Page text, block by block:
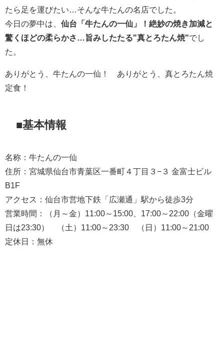
たら足を運びたい…そんな牛たんの名店でした。
今日の夢中は、 仙台「牛たんの一仙」！絶妙の焼き加減と
驚くほどの柔らかさ…旨みしたたる"真とろたん焼"でし
た。
ありがとう、牛たんの一仙！ ありがとう、真とろたん焼
定食！
■基本情報
名称：牛たんの一仙
住所：宮城県仙台市青葉区一番町４丁目３−３ 金富士ビル
B1F
アクセス：仙台市営地下鉄「広瀬通」駅から徒歩3分
営業時間：（月～金）11:00～15:00、17:00～22:00（金曜
日は23:30） （土）11:00～23:30 （日）11:00～21:00
定休日：無休